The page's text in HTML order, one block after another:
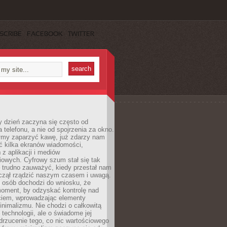
FACEBOOK TWITTER
dzień zaczyna się często od
telefonu, a nie od spojrzenia za okno.
zaparzyć kawę, już zdarzy nam
kilka ekranów wiadomości,
z aplikacji i mediów
Cyfrowy szum stał się tak
trudno zauważyć, kiedy przestał nam
rządzić naszym czasem i uwagą.
osób dochodzi do wniosku, że
by odzyskać kontrolę nad
wprowadzając elementy
Nie chodzi o całkowitą
ale o świadome jej
tego, co nic wartościowego